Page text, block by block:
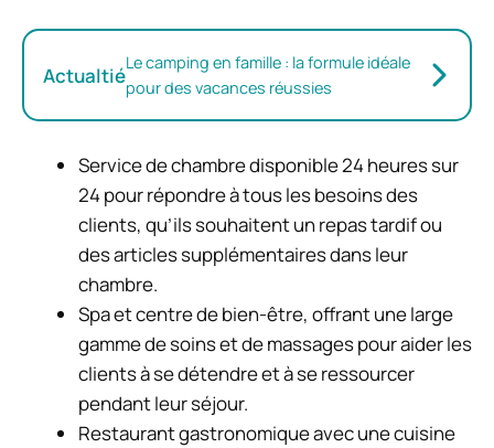
ActualtiéLe camping en famille : la formule idéale
pour des vacances réussies
Service de chambre disponible 24 heures sur
24 pour répondre à tous les besoins des
clients, qu’ils souhaitent un repas tardif ou
des articles supplémentaires dans leur
chambre.
Spa et centre de bien-être, offrant une large
gamme de soins et de massages pour aider les
clients à se détendre et à se ressourcer
pendant leur séjour.
Restaurant gastronomique avec une cuisine